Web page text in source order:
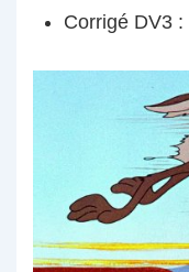
Corrigé DV3 :